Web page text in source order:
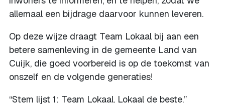
allemaal een bijdrage daarvoor kunnen leveren.
Op deze wijze draagt Team Lokaal bij aan een
betere samenleving in de gemeente Land van
Cuijk, die goed voorbereid is op de toekomst van
onszelf en de volgende generaties!
“Stem lijst 1: Team Lokaal. Lokaal de beste.”